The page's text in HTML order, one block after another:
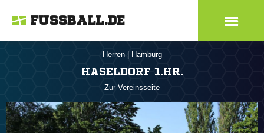
FUSSBALL.DE
Herren Hamburg
HASELDORF 1.HR.
Zur Vereinsseite